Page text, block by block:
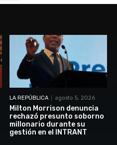
LA REPÚBLICA agosto 5, 2026
Milton Morrison denuncia
rechazó presunto soborno
millonario durante su
gestión en el INTRANT